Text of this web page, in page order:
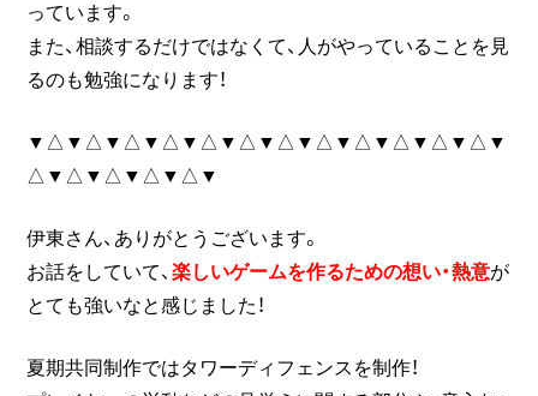
っています。
また、相談するだけではなくて、人がやっていることを見
るのも勉強になります！
▼△▼△▼△▼△▼△▼△▼△▼△▼△▼△▼△▼△▼
△▼△▼△▼△▼△▼
伊東さん、ありがとうございます。
お話をしていて、楽しいゲームを作るための想い・熱意が
とても強いなと感じました！
夏期共同制作ではタワーディフェンスを制作！